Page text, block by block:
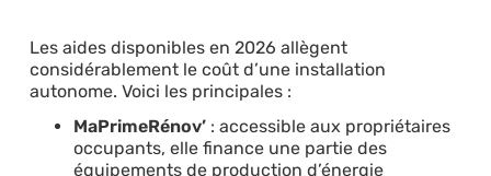
Les aides disponibles en 2026 allègent
considérablement le coût d’une installation
autonome. Voici les principales :
MaPrimeRénov’: accessible aux propriétaires
occupants, elle finance une partie des
équipements de production d’énergie